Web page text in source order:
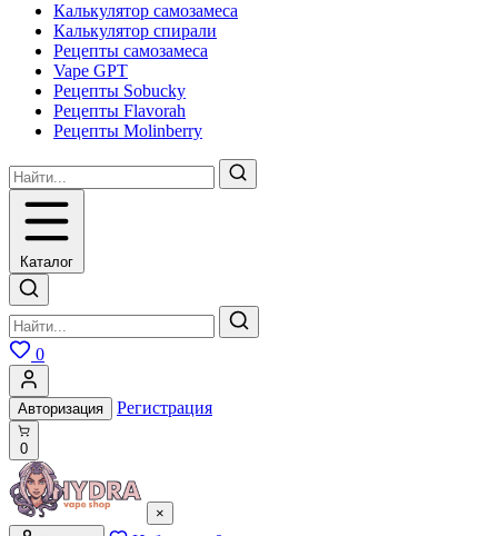
Калькулятор самозамеса
Калькулятор спирали
Рецепты самозамеса
Vape GPT
Рецепты Sobucky
Рецепты Flavorah
Рецепты Molinberry
Каталог
0
Авторизация Регистрация
0
×